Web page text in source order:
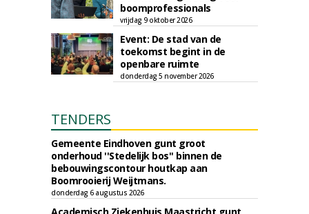
boomprofessionals
vrijdag 9 oktober 2026
Event: De stad van de
toekomst begint in de
openbare ruimte
donderdag 5 november 2026
TENDERS
Gemeente Eindhoven gunt groot
onderhoud ''Stedelijk bos'' binnen de
bebouwingscontour houtkap aan
Boomrooierij Weijtmans.
donderdag 6 augustus 2026